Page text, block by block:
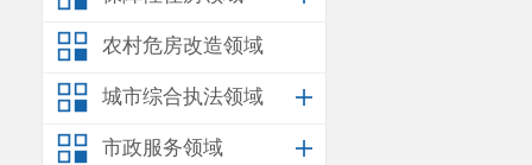
农村危房改造领域
城市综合执法领域
市政服务领域